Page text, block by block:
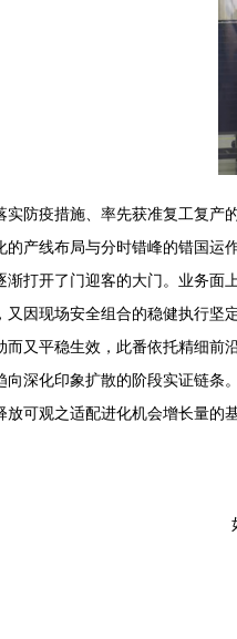
实防疫措施、率先获准复工复产
的产线布局与分时错峰的错国
打开了门迎客的大门。业务
因现场安全组合的稳健执行
又平稳生效，此番依托精细
向深化印象扩散的阶段实证链
放可观之适配进化机会增长量